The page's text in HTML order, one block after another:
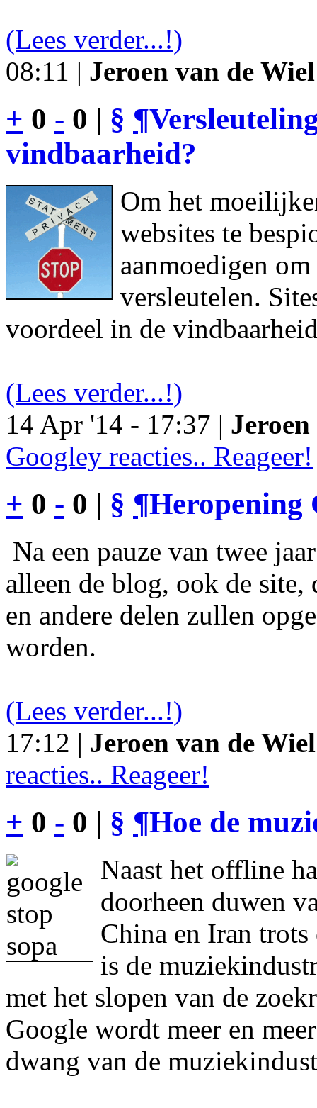
(Lees verder...!)
08:11 | Jeroen van de Wiel
+ 0 - 0 | § ¶
vindbaarheid?
Om het
websites te
aanmoedigen
versleutelen.
voordeel in de
(Lees verder...!)
14 Apr '14 - 17:37 |
Googley reacties.. Reageer!
+ 0 - 0 | § ¶Heropening
Na een pauze van twee
alleen de blog, ook de site,
en andere delen zullen
worden.
(Lees verder...!)
17:12 | Jeroen van de Wiel
reacties.. Reageer!
+ 0 - 0 | § ¶Hoe de
Naast het offline
doorheen duwen
China en Iran
is de
met het slopen van de
Google wordt meer en
dwang van de